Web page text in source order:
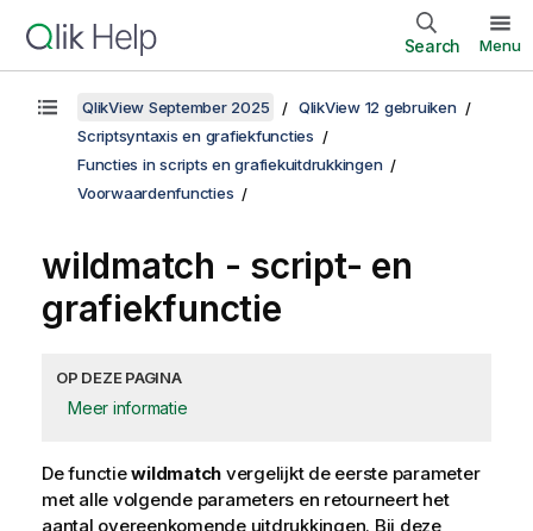
Search Menu
QlikView September 2025
QlikView 12 gebruiken
Scriptsyntaxis en grafiekfuncties
Functies in scripts en grafiekuitdrukkingen
Voorwaardenfuncties
wildmatch - script- en
grafiekfunctie
OP DEZE PAGINA
Meer informatie
De functiewildmatch vergelijkt de eerste parameter
met alle volgende parameters en retourneert het
aantal overeenkomende uitdrukkingen. Bij deze